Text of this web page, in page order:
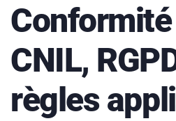
CNIL,
règles